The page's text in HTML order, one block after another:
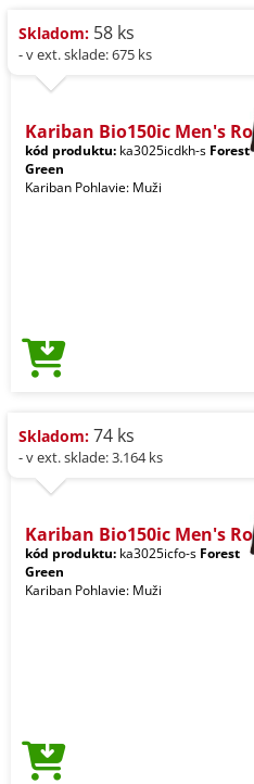
Skladom: 58 ks
- v ext. sklade: 675 ks
Kariban Bio150ic Men's Ro
kód produktu: ka3025icdkh-s Forest
Green
Kariban Pohlavie: Muži
Skladom: 74 ks
- v ext. sklade: 3.164 ks
Kariban Bio150ic Men's Ro
kód produktu: ka3025icfo-s Forest
Green
Kariban Pohlavie: Muži